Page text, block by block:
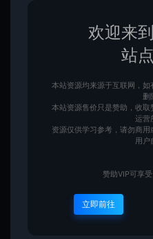
欢迎来
站
本站资源均来源于互联网，
删
本站资源售价只是赞助，收
运营
资源仅供学习参考，请勿商
用户
赞助VIP可享
立即前往